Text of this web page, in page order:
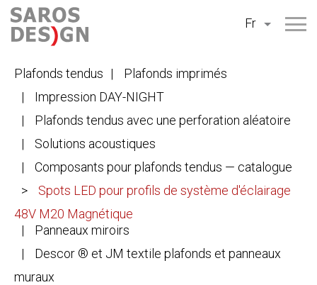
Aller
au
contenu
Fr
Plafonds tendus
Plafonds imprimés
Impression DAY-NIGHT
Plafonds tendus avec une perforation aléatoire
Solutions acoustiques
Composants pour plafonds tendus — catalogue
Spots LED pour profils de système d'éclairage
48V M20 Magnétique
Panneaux miroirs
Descor ® et JM textile plafonds et panneaux
muraux